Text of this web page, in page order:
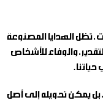
تظل الهدايا المصنوعة
والوفاء للأشخاص
حياتنا.
بل يمكن تحويله إلى أصل